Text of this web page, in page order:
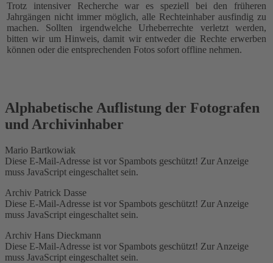
Trotz intensiver Recherche war es speziell bei den früheren
Jahrgängen nicht immer möglich, alle Rechteinhaber ausfindig zu
machen. Sollten irgendwelche Urheberrechte verletzt werden,
bitten wir um Hinweis, damit wir entweder die Rechte erwerben
können oder die entsprechenden Fotos sofort offline nehmen.
Alphabetische Auflistung der Fotografen
und Archivinhaber
Mario Bartkowiak
Diese E-Mail-Adresse ist vor Spambots geschützt! Zur Anzeige
muss JavaScript eingeschaltet sein.
Archiv Patrick Dasse
Diese E-Mail-Adresse ist vor Spambots geschützt! Zur Anzeige
muss JavaScript eingeschaltet sein.
Archiv Hans Dieckmann
Diese E-Mail-Adresse ist vor Spambots geschützt! Zur Anzeige
muss JavaScript eingeschaltet sein.